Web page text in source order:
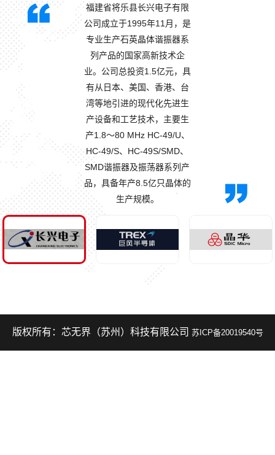
福建省将乐县长兴电子有限
公司成立于1995年11月，是
专业生产石英晶体谐振器系
列产品的国家高新技术企
业。公司总投资1.5亿元，具
有从日本、美国、香港、台
湾等地引进的现代化先进生
产设备和工艺技术，主要生
产1.8～80 MHz HC-49/U、
HC-49/S、HC-49S/SMD、
SMD谐振器及振荡器系列产
品，具备年产8.5亿只晶体的
生产规模。
版权所有：芯无界（苏州）科技有限公司 苏ICP备20019540号